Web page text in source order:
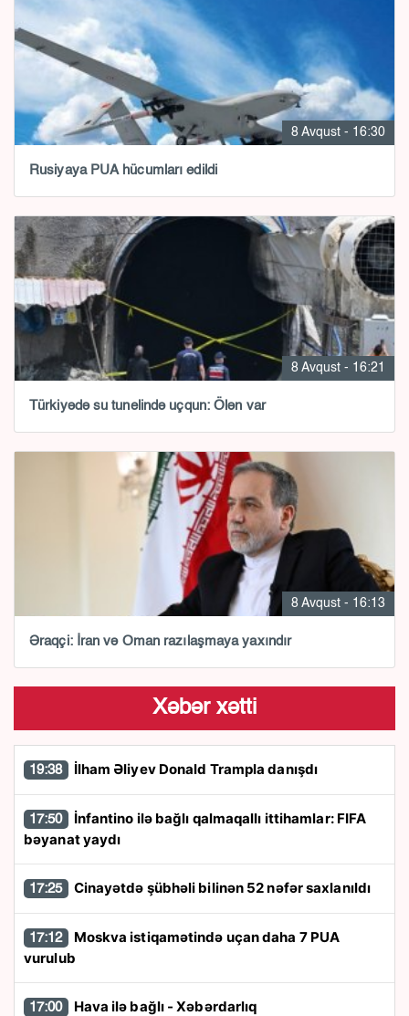
8 Avqust - 16:30
Rusiyaya PUA hücumları edildi
8 Avqust - 16:21
Türkiyədə su tunelində uçqun: Ölən var
8 Avqust - 16:13
Əraqçi: İran və Oman razılaşmaya yaxındır
Xəbər xətti
19:38 İlham Əliyev Donald Trampla danışdı
17:50
bəyanat yaydı
17:25 Cinayətdə şübhəli bilinən 52 nəfər saxlanıldı
17:12
vurulub
17:00 Hava ilə bağlı - Xəbərdarlıq